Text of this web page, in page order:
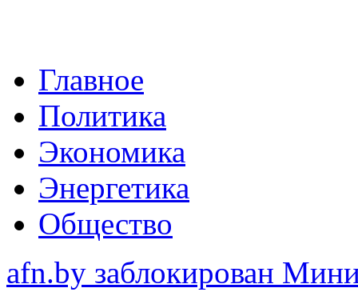
Главное
Политика
Экономика
Энергетика
Общество
afn.by заблокирован